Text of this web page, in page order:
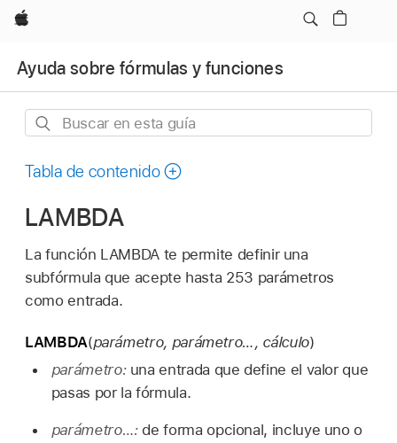
Apple
Ayuda sobre fórmulas y funciones
Buscar
esta
Tabla de contenido
LAMBDA
La función LAMBDA te permite definir una
subfórmula que acepte hasta 253 parámetros
como entrada.
LAMBDA(parámetro, parámetro…, cálculo)
parámetro: una entrada que define el valor que
pasas por la fórmula.
parámetro…: de forma opcional, incluye uno o